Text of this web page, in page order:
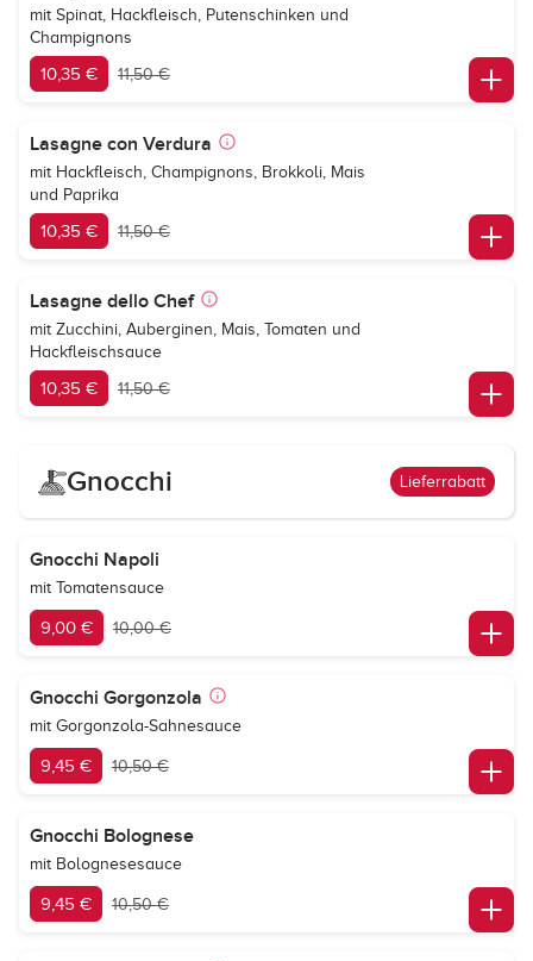
mit Spinat, Hackfleisch, Putenschinken und
Champignons
10,35 € 11,50 €
Lasagne con Verdura
mit Hackfleisch, Champignons, Brokkoli, Mais
und Paprika
10,35 € 11,50 €
Lasagne dello Chef
mit Zucchini, Auberginen, Mais, Tomaten und
Hackfleischsauce
10,35 € 11,50 €
Gnocchi Lieferrabatt
Gnocchi Napoli
mit Tomatensauce
9,00 € 10,00 €
Gnocchi Gorgonzola
mit Gorgonzola-Sahnesauce
9,45 € 10,50 €
Gnocchi Bolognese
mit Bolognesesauce
9,45 € 10,50 €